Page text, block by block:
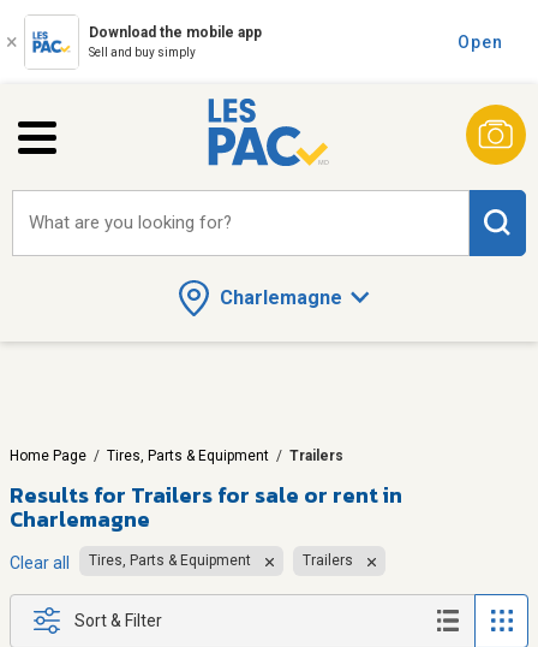
Download the mobile app
Sell and buy simply
Open
Charlemagne
What are you looking for?
Home Page / Tires, Parts & Equipment / Trailers
Results for Trailers for sale or rent in
Charlemagne
Clear all Tires, Parts & Equipment Trailers
Sort & Filter